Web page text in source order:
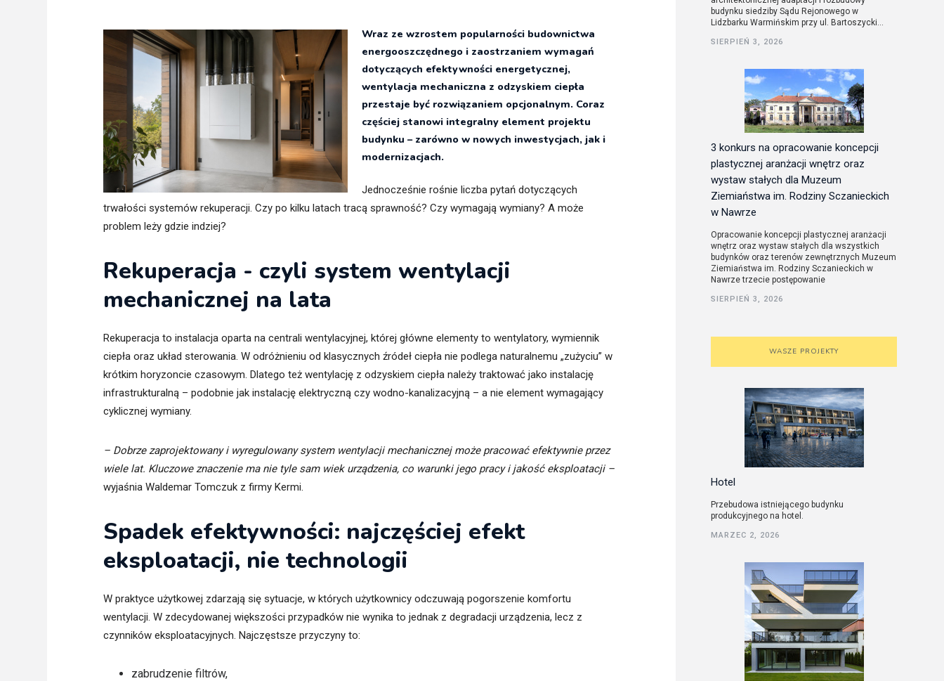
Galeria Miast Dawnych
Filmy
Firmy
Prawo autorskie
Wraz ze wzrostem popularności budownictwa
energooszczędnego i zaostrzaniem wymagań
dotyczących efektywności energetycznej,
wentylacja mechaniczna z odzyskiem ciepła
przestaje być rozwiązaniem opcjonalnym. Coraz
częściej stanowi integralny element projektu
budynku – zarówno w nowych inwestycjach, jak i
modernizacjach.
Jednocześnie rośnie liczba pytań dotyczących
trwałości systemów rekuperacji. Czy po kilku latach tracą sprawność? Czy wymagają wymiany? A może
problem leży gdzie indziej?
Rekuperacja - czyli system wentylacji
mechanicznej na lata
Rekuperacja to instalacja oparta na centrali wentylacyjnej, której główne elementy to wentylatory, wymiennik
ciepła oraz układ sterowania. W odróżnieniu od klasycznych źródeł ciepła nie podlega naturalnemu „zużyciu” w
krótkim horyzoncie czasowym. Dlatego też wentylację z odzyskiem ciepła należy traktować jako instalację
infrastrukturalną – podobnie jak instalację elektryczną czy wodno-kanalizacyjną – a nie element wymagający
cyklicznej wymiany.
– Dobrze zaprojektowany i wyregulowany system wentylacji mechanicznej może pracować efektywnie przez
wiele lat. Kluczowe znaczenie ma nie tyle sam wiek urządzenia, co warunki jego pracy i jakość eksploatacji –
wyjaśnia Waldemar Tomczuk z firmy Kermi.
Spadek efektywności: najczęściej efekt
eksploatacji, nie technologii
W praktyce użytkowej zdarzają się sytuacje, w których użytkownicy odczuwają pogorszenie komfortu
wentylacji. W zdecydowanej większości przypadków nie wynika to jednak z degradacji urządzenia, lecz z
czynników eksploatacyjnych. Najczęstsze przyczyny to:
zabrudzenie filtrów,
budynku siedziby Sądu Rejonowego w
Lidzbarku Warmińskim przy ul. Bartoszycki...
SIERPIEŃ 3, 2026
3 konkurs na opracowanie koncepcji
plastycznej aranżacji wnętrz oraz
wystaw stałych dla Muzeum
Ziemiaństwa im. Rodziny Sczanieckich
w Nawrze
Opracowanie koncepcji plastycznej aranżacji
wnętrz oraz wystaw stałych dla wszystkich
budynków oraz terenów zewnętrznych Muzeum
Ziemiaństwa im. Rodziny Sczanieckich w
Nawrze trzecie postępowanie
SIERPIEŃ 3, 2026
WASZE PROJEKTY
Hotel
Przebudowa istniejącego budynku
produkcyjnego na hotel.
MARZEC 2, 2026